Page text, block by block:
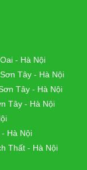
- Hà Nội
Tây - Hà Nội
Tây - Hà Nội
Tây - Hà Nội
Hà Nội
Thất - Hà Nội